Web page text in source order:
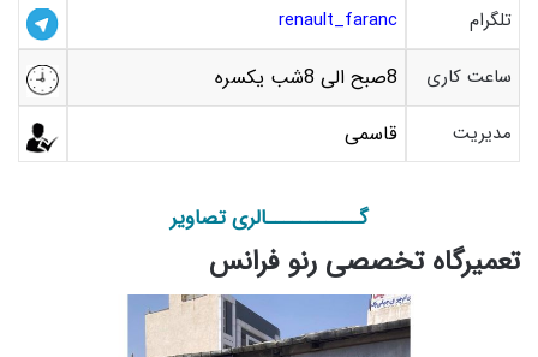
تلگرام
renault_faranc
ساعت کاری
8صبح الی 8شب یکسره
مدیریت قاسمی
گـــــــــــالری تصاویر
تعمیرگاه تخصصی رنو فرانس